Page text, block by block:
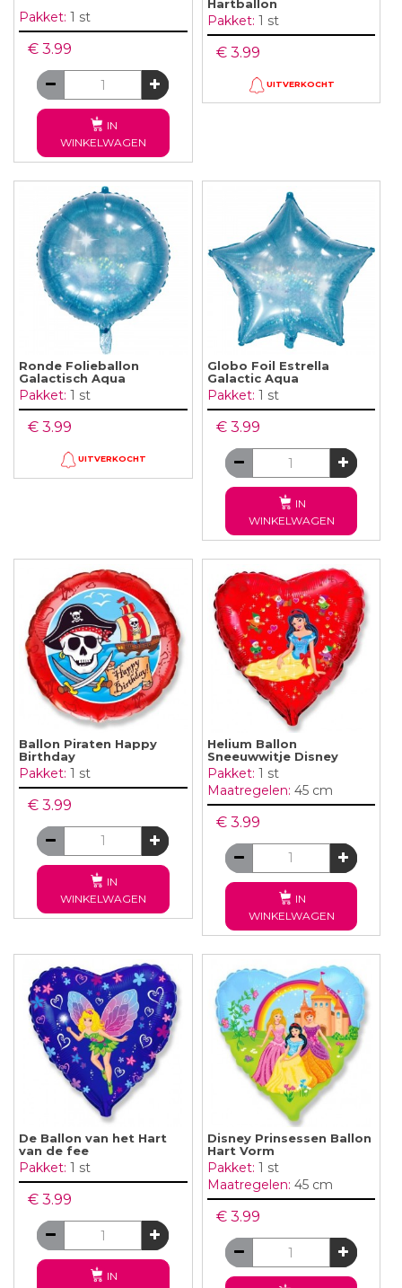
Pakket: 1 st
€ 3.99
IN
WINKELWAGEN
Hartballon
Pakket: 1 st
€ 3.99
UITVERKOCHT
Ronde Folieballon
Galactisch Aqua
Pakket: 1 st
€ 3.99
UITVERKOCHT
Globo Foil Estrella
Galactic Aqua
Pakket: 1 st
€ 3.99
IN
WINKELWAGEN
Ballon Piraten Happy
Birthday
Pakket: 1 st
€ 3.99
IN
WINKELWAGEN
Helium Ballon
Sneeuwwitje Disney
Pakket: 1 st
Maatregelen: 45 cm
€ 3.99
IN
WINKELWAGEN
De Ballon van het Hart
van de fee
Pakket: 1 st
€ 3.99
IN
Disney Prinsessen Ballon
Hart Vorm
Pakket: 1 st
Maatregelen: 45 cm
€ 3.99